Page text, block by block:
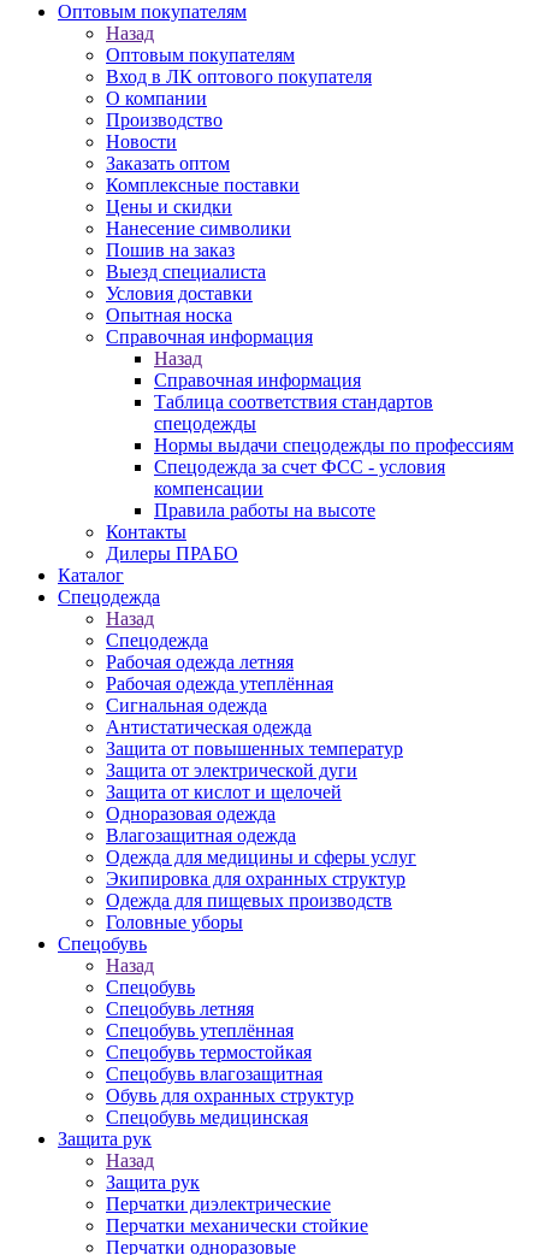
Оптовым покупателям
Назад
Оптовым покупателям
Вход в ЛК оптового покупателя
О компании
Производство
Новости
Заказать оптом
Комплексные поставки
Цены и скидки
Нанесение символики
Пошив на заказ
Выезд специалиста
Условия доставки
Опытная носка
Справочная информация
Назад
Справочная информация
Таблица соответствия стандартов
спецодежды
Нормы выдачи спецодежды по профессиям
Спецодежда за счет ФСС - условия
компенсации
Правила работы на высоте
Контакты
Дилеры ПРАБО
Каталог
Спецодежда
Назад
Спецодежда
Рабочая одежда летняя
Рабочая одежда утеплённая
Сигнальная одежда
Антистатическая одежда
Защита от повышенных температур
Защита от электрической дуги
Защита от кислот и щелочей
Одноразовая одежда
Влагозащитная одежда
Одежда для медицины и сферы услуг
Экипировка для охранных структур
Одежда для пищевых производств
Головные уборы
Спецобувь
Назад
Спецобувь
Спецобувь летняя
Спецобувь утеплённая
Спецобувь термостойкая
Спецобувь влагозащитная
Обувь для охранных структур
Спецобувь медицинская
Защита рук
Назад
Защита рук
Перчатки диэлектрические
Перчатки механически стойкие
Перчатки одноразовые